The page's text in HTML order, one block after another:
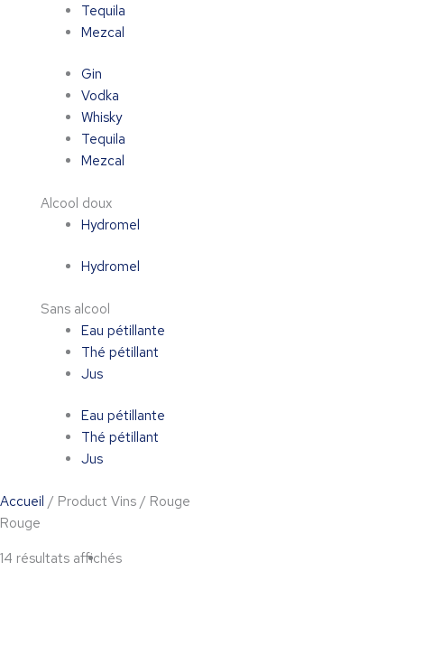
Tequila
Mezcal
Gin
Vodka
Whisky
Tequila
Mezcal
Alcool doux
Hydromel
Hydromel
Sans alcool
Eau pétillante
Thé pétillant
Jus
Eau pétillante
Thé pétillant
Jus
Accueil / Product Vins / Rouge
Rouge
14 résultats affichés